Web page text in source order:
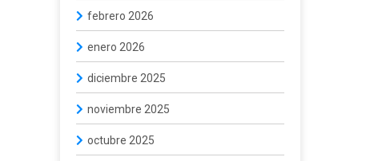
febrero 2026
enero 2026
diciembre 2025
noviembre 2025
octubre 2025